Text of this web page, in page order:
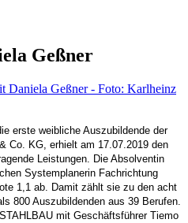
Geßner
erste weibliche Auszubildende der
Co. KG, erhielt am 17.07.2019 den
Leistungen. Die Absolventin
Systemplanerin Fachrichtung
1,1 ab. Damit zählt sie zu den acht
800 Auszubildenden aus 39 Berufen.
mit Geschäftsführer Tiemo